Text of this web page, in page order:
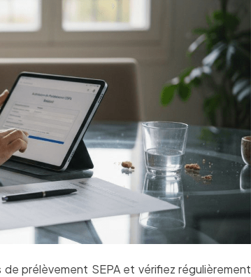
prélèvement SEPA et vérifiez régulièrement